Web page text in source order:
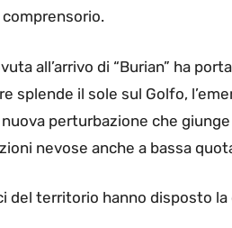
all’arrivo di “Burian” ha
splende il sole sul Golfo,
nuova perturbazione che
nevose anche a bassa
del territorio hanno disposto